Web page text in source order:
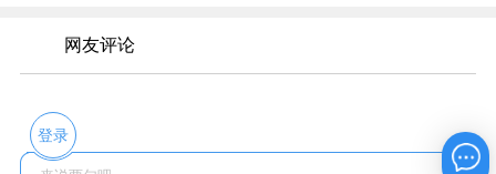
网友评论
登录